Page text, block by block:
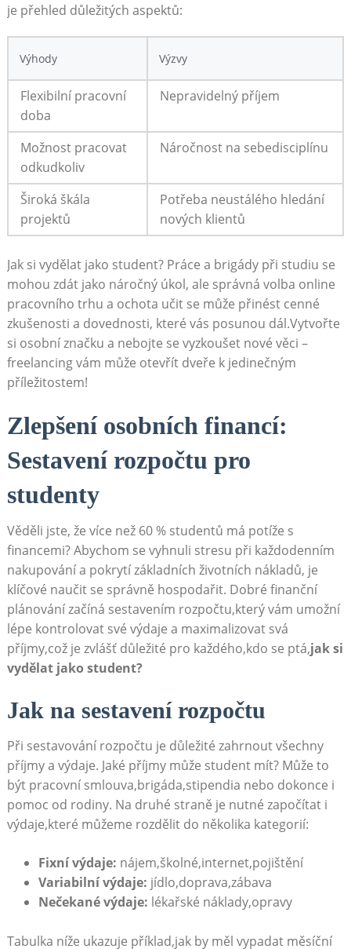
je přehled‍ důležitých aspektů:
Výhody Výzvy
Flexibilní pracovní
doba
Nepravidelný příjem
Možnost pracovat
⁤odkudkoliv
Náročnost na sebedisciplínu
Široká škála
projektů
Potřeba​ neustálého hledání
⁤nových klientů
Jak si⁢ vydělat jako student? Práce a brigády při studiu se⁣
mohou zdát‌ jako náročný⁣ úkol,‍ ale⁤ správná volba online‌
pracovního trhu ⁤a ochota učit‌ se může‌ přinést cenné
zkušenosti a dovednosti, které ⁤vás posunou dál.Vytvořte‍
si osobní značku a‌ nebojte se⁢ vyzkoušet nové⁤ věci⁣ –⁣
freelancing vám může ​otevřít dveře k jedinečným⁤
příležitostem!
Zlepšení osobních financí:‍
Sestavení‌ rozpočtu pro‌
studenty
Věděli⁤ jste, ⁣že více než 60 % studentů⁤ má potíže s
financemi? Abychom‌ se vyhnuli stresu při každodenním
nakupování a pokrytí základních životních nákladů, je
klíčové naučit se správně hospodařit. Dobré​ finanční
plánování začíná sestavením rozpočtu,který vám umožní
lépe kontrolovat své výdaje a maximalizovat svá
příjmy,což je zvlášť důležité​ pro každého,kdo se ptá,jak si‌
vydělat jako student?
Jak na sestavení rozpočtu
Při sestavování rozpočtu je důležité zahrnout všechny
příjmy ⁤a výdaje. Jaké příjmy ‍může ⁤student mít? Může to
být pracovní smlouva,brigáda,stipendia nebo‌ dokonce⁣ i
pomoc od rodiny. Na druhé straně⁢ je nutné započítat i
výdaje,které můžeme rozdělit do několika ‌kategorií:
Fixní ‍výdaje: nájem,školné,internet,pojištění
Variabilní‍ výdaje: jídlo,doprava,zábava
Nečekané‍ výdaje: lékařské⁣ náklady,opravy
Tabulka níže ukazuje⁤ příklad,jak by měl vypadat měsíční